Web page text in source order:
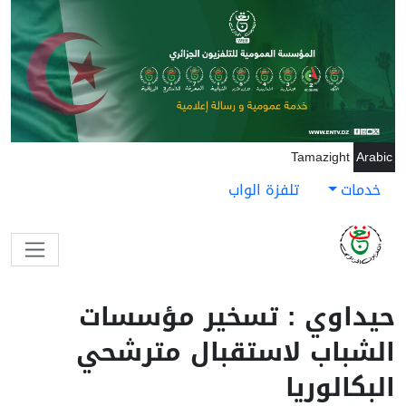
تجاوز إلى المحتوى الرئيسي
Arabic
Tamazight
خدمات تلفزة الواب
حيداوي : تسخير مؤسسات
الشباب لاستقبال مترشحي
البكالوريا